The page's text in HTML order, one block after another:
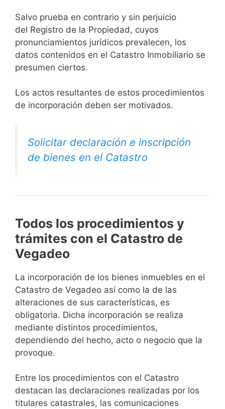
Salvo prueba en contrario y sin perjuicio
del Registro de la Propiedad, cuyos
pronunciamientos jurídicos prevalecen, los
datos contenidos en el Catastro Inmobiliario se
presumen ciertos.
Los actos resultantes de estos procedimientos
de incorporación deben ser motivados.
Solicitar declaración e inscripción
de bienes en el Catastro
Todos los procedimientos y
trámites con el Catastro de
Vegadeo
La incorporación de los bienes inmuebles en el
Catastro de Vegadeo así como la de las
alteraciones de sus características, es
obligatoria. Dicha incorporación se realiza
mediante distintos procedimientos,
dependiendo del hecho, acto o negocio que la
provoque.
Entre los procedimientos con el Catastro
destacan las declaraciones realizadas por los
titulares catastrales, las comunicaciones